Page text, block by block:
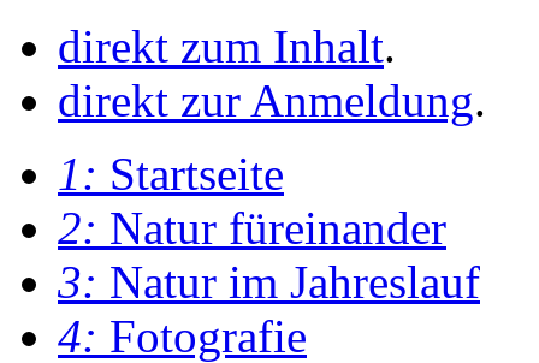
direkt zum Inhalt.
direkt zur Anmeldung.
1: Startseite
2: Natur füreinander
3: Natur im Jahreslauf
4: Fotografie